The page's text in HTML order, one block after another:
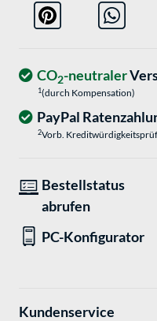
CO2-neutraler
1(durch Kompensation)
PayPal
2Vorb.
Bestellstatus
abrufen
PC-Konfigurator
Kundenservice